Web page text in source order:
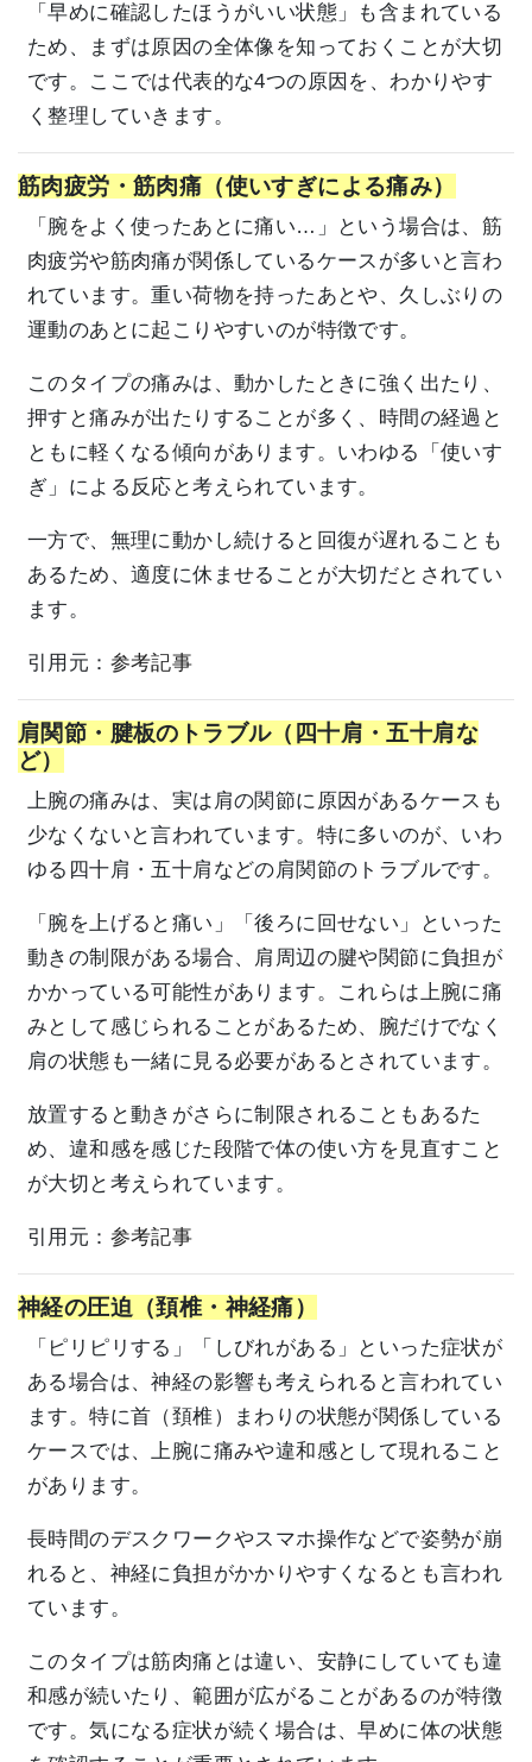
「早めに確認したほうがいい状態」も含まれている
ため、まずは原因の全体像を知っておくことが大切
です。ここでは代表的な4つの原因を、わかりやす
く整理していきます。
筋肉疲労・筋肉痛（使いすぎによる痛み）
「腕をよく使ったあとに痛い…」という場合は、筋
肉疲労や筋肉痛が関係しているケースが多いと言わ
れています。重い荷物を持ったあとや、久しぶりの
運動のあとに起こりやすいのが特徴です。
このタイプの痛みは、動かしたときに強く出たり、
押すと痛みが出たりすることが多く、時間の経過と
ともに軽くなる傾向があります。いわゆる「使いす
ぎ」による反応と考えられています。
一方で、無理に動かし続けると回復が遅れることも
あるため、適度に休ませることが大切だとされてい
ます。
引用元： 参考記事
肩関節・腱板のトラブル（四十肩・五十肩な
ど）
上腕の痛みは、実は肩の関節に原因があるケースも
少なくないと言われています。特に多いのが、いわ
ゆる四十肩・五十肩などの肩関節のトラブルです。
「腕を上げると痛い」「後ろに回せない」といった
動きの制限がある場合、肩周辺の腱や関節に負担が
かかっている可能性があります。これらは上腕に痛
みとして感じられることがあるため、腕だけでなく
肩の状態も一緒に見る必要があるとされています。
放置すると動きがさらに制限されることもあるた
め、違和感を感じた段階で体の使い方を見直すこと
が大切と考えられています。
引用元： 参考記事
神経の圧迫（頚椎・神経痛）
「ピリピリする」「しびれがある」といった症状が
ある場合は、神経の影響も考えられると言われてい
ます。特に首（頚椎）まわりの状態が関係している
ケースでは、上腕に痛みや違和感として現れること
があります。
長時間のデスクワークやスマホ操作などで姿勢が崩
れると、神経に負担がかかりやすくなるとも言われ
ています。
このタイプは筋肉痛とは違い、安静にしていても違
和感が続いたり、範囲が広がることがあるのが特徴
です。気になる症状が続く場合は、早めに体の状態